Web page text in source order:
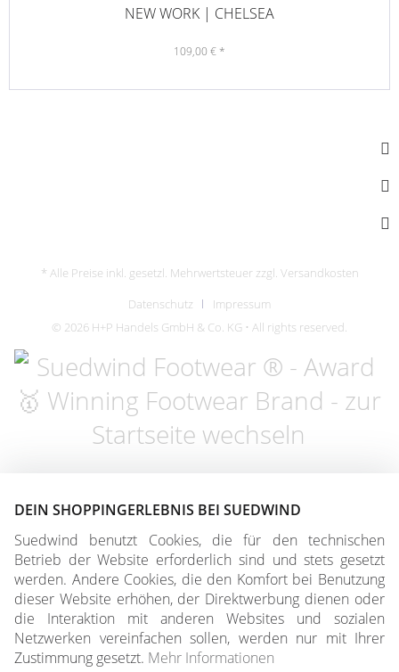
NEW WORK | CHELSEA
109,00 € *
* Alle Preise inkl. gesetzl. Mehrwertsteuer zzgl. Versandkosten
Datenschutz
Impressum
© 2026 H+P Handels GmbH & Co. KG • All rights reserved.
DEIN SHOPPINGERLEBNIS BEI SUEDWIND
Suedwind benutzt Cookies, die für den technischen
Betrieb der Website erforderlich sind und stets gesetzt
werden. Andere Cookies, die den Komfort bei Benutzung
dieser Website erhöhen, der Direktwerbung dienen oder
die Interaktion mit anderen Websites und sozialen
Netzwerken vereinfachen sollen, werden nur mit Ihrer
Zustimmung gesetzt. Mehr Informationen